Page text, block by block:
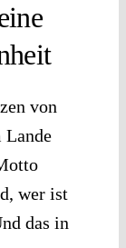
von
Lande
wer ist
das in